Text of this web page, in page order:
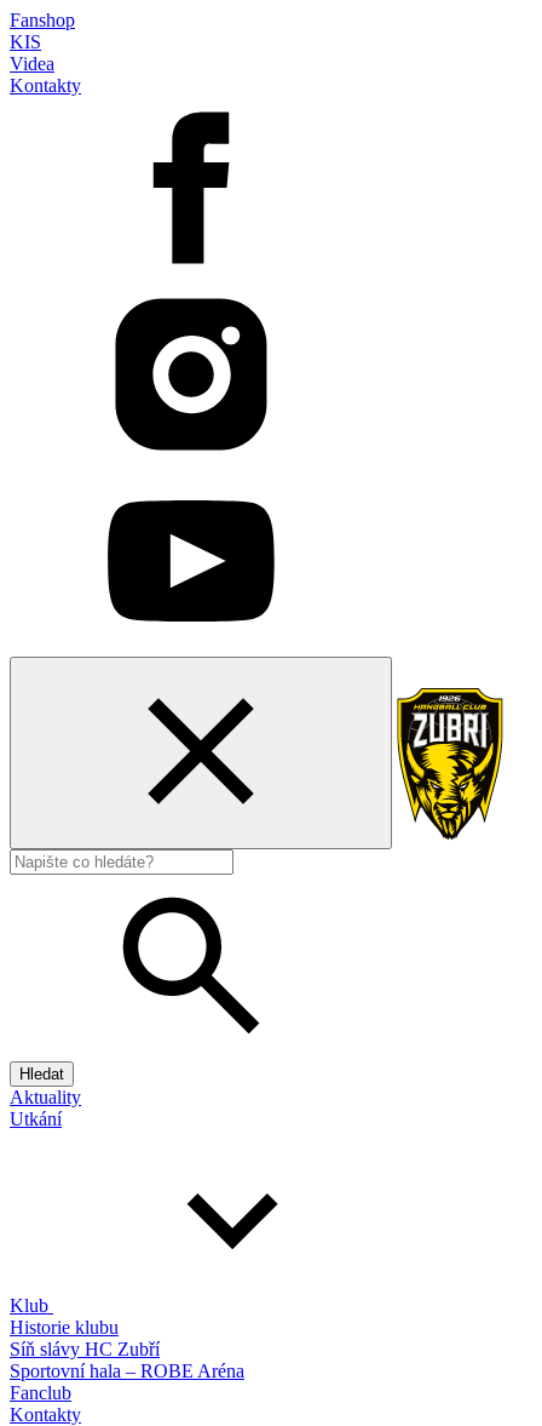
Fanshop
KIS
Videa
Kontakty
Hledat
Aktuality
Utkání
Klub
Historie klubu
Síň slávy HC Zubří
Sportovní hala – ROBE Aréna
Fanclub
Kontakty